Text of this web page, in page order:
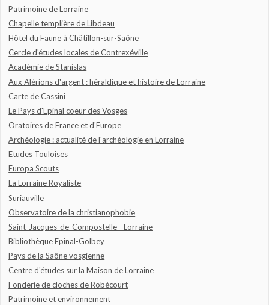
Patrimoine de Lorraine
Chapelle templière de Libdeau
Hôtel du Faune à Châtillon-sur-Saône
Cercle d'études locales de Contrexéville
Académie de Stanislas
Aux Alérions d'argent : héraldique et histoire de Lorraine
Carte de Cassini
Le Pays d'Epinal coeur des Vosges
Oratoires de France et d'Europe
Archéologie : actualité de l'archéologie en Lorraine
Etudes Touloises
Europa Scouts
La Lorraine Royaliste
Suriauville
Observatoire de la christianophobie
Saint-Jacques-de-Compostelle - Lorraine
Bibliothèque Epinal-Golbey
Pays de la Saône vosgienne
Centre d'études sur la Maison de Lorraine
Fonderie de cloches de Robécourt
Patrimoine et environnement